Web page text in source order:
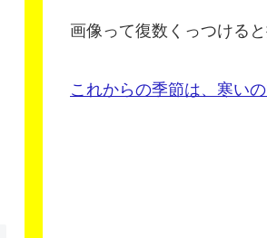
画像って復数くっつける
これからの季節は、寒い